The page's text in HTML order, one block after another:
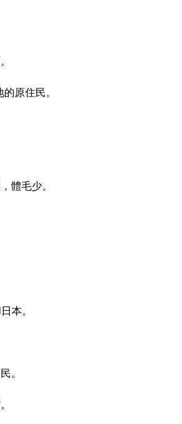
原住民。
體毛少。
本。
。